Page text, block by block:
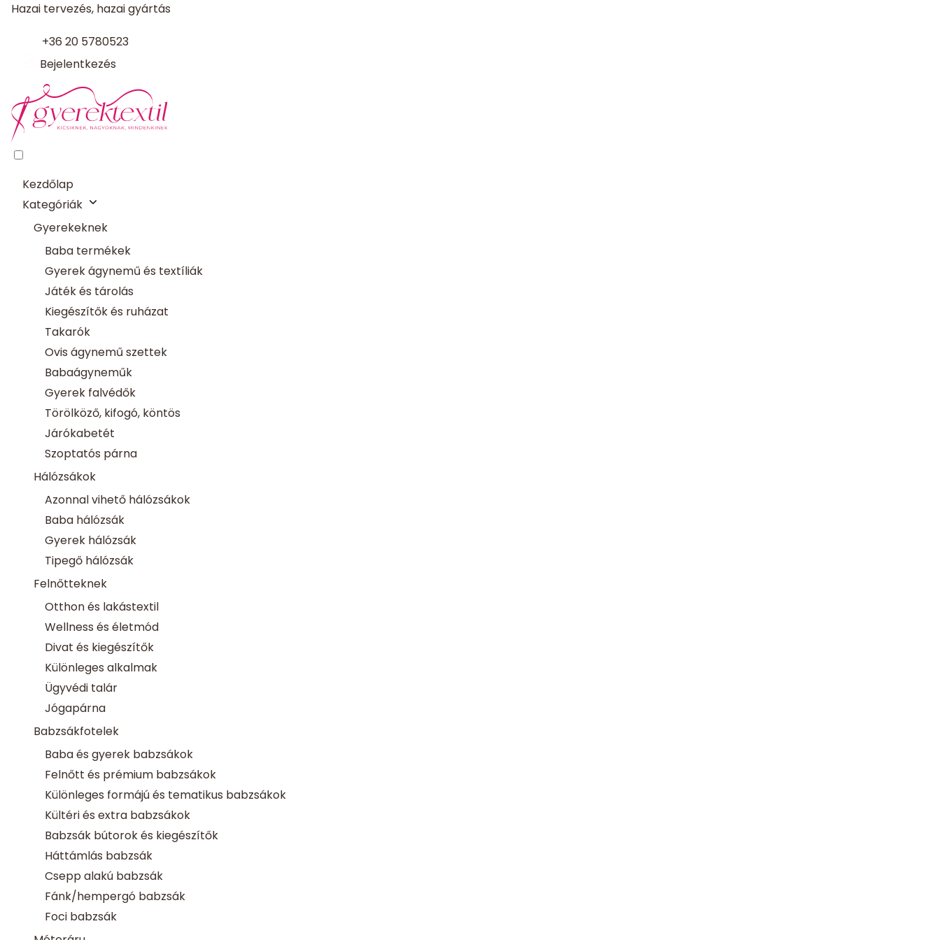
Hazai tervezés, hazai gyártás
+36 20 5780523
Bejelentkezés
Kezdőlap
Kategóriák
Gyerekeknek
Baba termékek
Gyerek ágynemű és textíliák
Játék és tárolás
Kiegészítők és ruházat
Takarók
Ovis ágynemű szettek
Babaágyneműk
Gyerek falvédők
Törölköző, kifogó, köntös
Járókabetét
Szoptatós párna
Hálózsákok
Azonnal vihető hálózsákok
Baba hálózsák
Gyerek hálózsák
Tipegő hálózsák
Felnőtteknek
Otthon és lakástextil
Wellness és életmód
Divat és kiegészítők
Különleges alkalmak
Ügyvédi talár
Jógapárna
Babzsákfotelek
Baba és gyerek babzsákok
Felnőtt és prémium babzsákok
Különleges formájú és tematikus babzsákok
Kültéri és extra babzsákok
Babzsák bútorok és kiegészítők
Háttámlás babzsák
Csepp alakú babzsák
Fánk/hempergó babzsák
Foci babzsák